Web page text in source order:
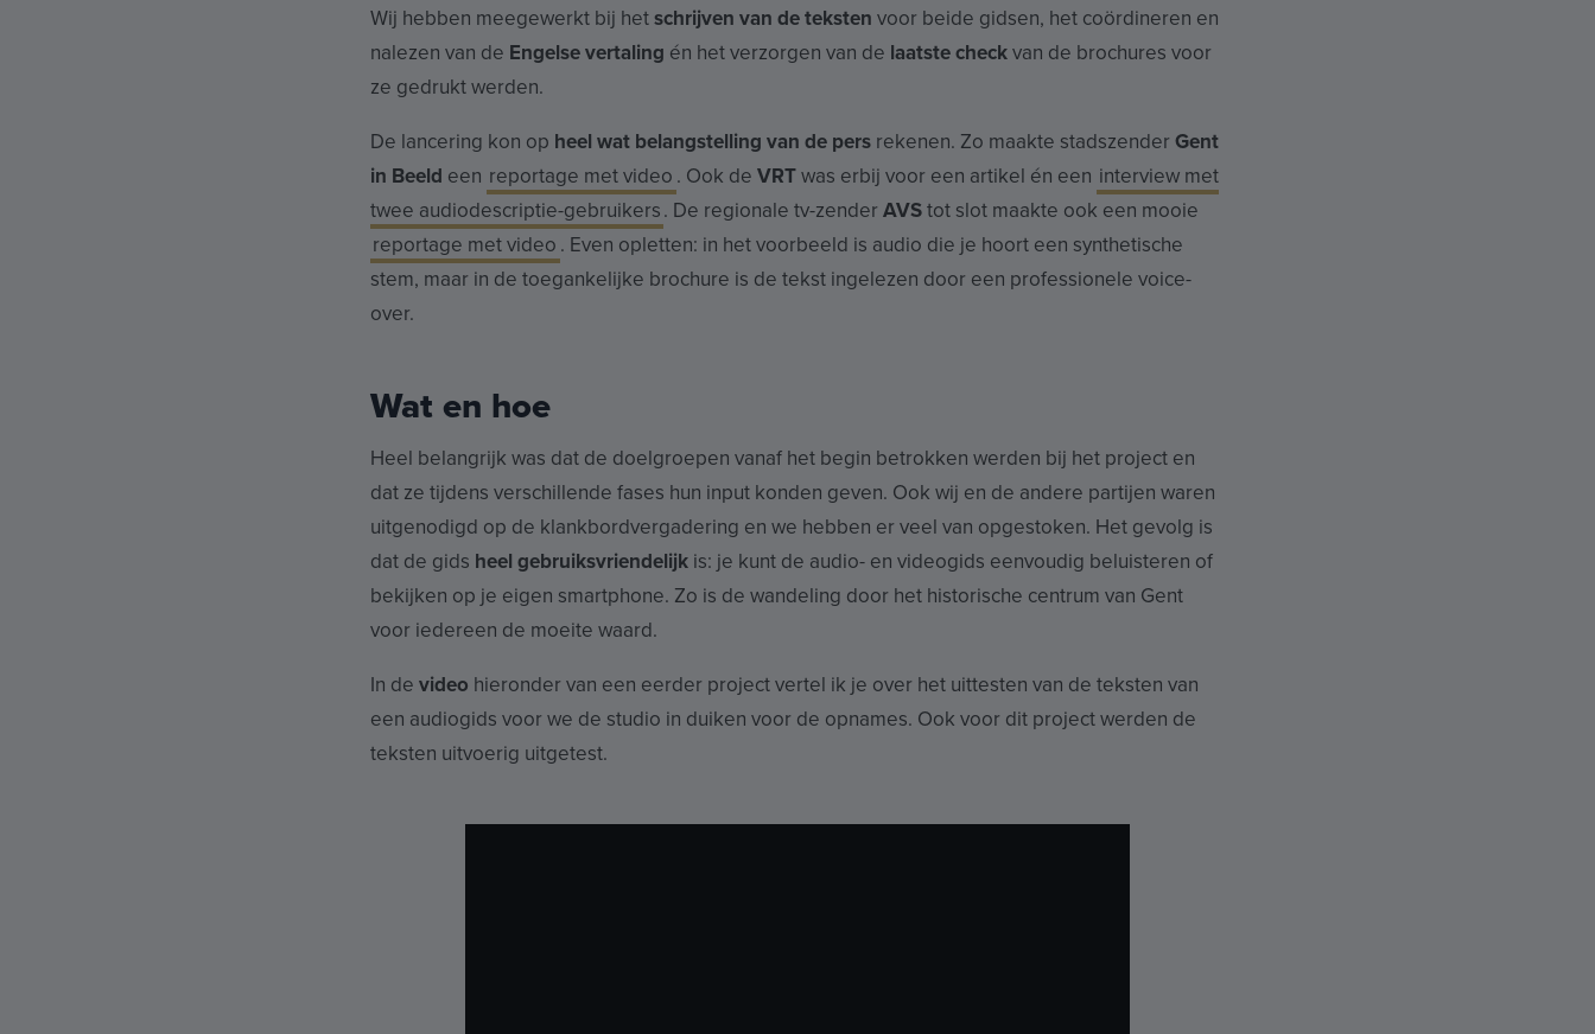
Wij hebben meegewerkt bij hetschrijven van de teksten voor beide gidsen, het coördineren en
nalezen van de Engelse vertaling én het verzorgen van de laatste checkvan de brochures voor
ze gedrukt werden.
De lancering kon op heel wat belangstelling van de pers rekenen. Zo maakte stadszender Gent
in Beeld een reportage met video . Ook de VRTwas erbij voor een artikel én een interview met
twee audiodescriptie-gebruikers. De regionale tv-zenderAVStot slot maakte ook een mooie
reportage met video . Even opletten: in het voorbeeld is audio die je hoort een synthetische
stem, maar in de toegankelijke brochure is de tekst ingelezen door een professionele voice-
over.
Wat en hoe
Heel belangrijk was dat de doelgroepen vanaf het begin betrokken werden bij het project en
dat ze tijdens verschillende fases hun input konden geven. Ook wij en de andere partijen waren
uitgenodigd op de klankbordvergadering en we hebben er veel van opgestoken. Het gevolg is
dat de gids heel gebruiksvriendelijk is: je kunt de audio- en videogids eenvoudig beluisteren of
bekijken op je eigen smartphone. Zo is de wandeling door het historische centrum van Gent
voor iedereen de moeite waard.
In de video hieronder van een eerder project vertel ik je over het uittesten van de teksten van
een audiogids voor we de studio in duiken voor de opnames. Ook voor dit project werden de
teksten uitvoerig uitgetest.